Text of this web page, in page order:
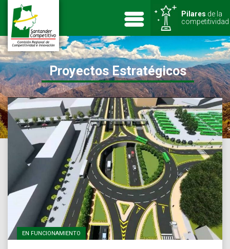
Pilares de la
competitividad
Proyectos Estratégicos
EN FUNCIONAMIENTO